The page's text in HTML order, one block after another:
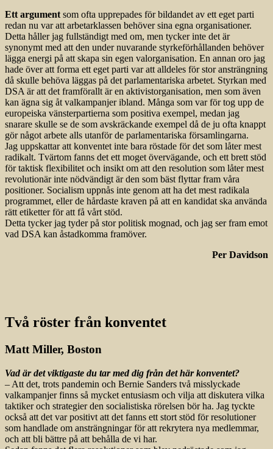
Ett argument som ofta upprepades för bildandet av ett eget parti
redan nu var att arbetarklassen behöver sina egna organisationer.
Detta håller jag fullständigt med om, men tycker inte det är
synonymt med att den under nuvarande styrkeförhållanden behöver
lägga energi på att skapa sin egen valorganisation. En annan oro jag
hade över att forma ett eget parti var att alldeles för stor ansträngning
då skulle behöva läggas på det parlamentariska arbetet. Styrkan med
DSA är att det framförallt är en aktivistorganisation, men som även
kan ägna sig åt valkampanjer ibland. Många som var för tog upp de
europeiska vänsterpartierna som positiva exempel, medan jag
snarare skulle se de som avskräckande exempel då de ju ofta knappt
gör något arbete alls utanför de parlamentariska församlingarna.
Jag uppskattar att konventet inte bara röstade för det som låter mest
radikalt. Tvärtom fanns det ett moget övervägande, och ett brett stöd
för taktisk flexibilitet och insikt om att den resolution som låter mest
revolutionär inte nödvändigt är den som bäst flyttar fram våra
positioner. Socialism uppnås inte genom att ha det mest radikala
programmet, eller de hårdaste kraven på att en kandidat ska använda
rätt etiketter för att få vårt stöd.
Detta tycker jag tyder på stor politisk mognad, och jag ser fram emot
vad DSA kan åstadkomma framöver.
Per Davidson
Två röster från konventet
Matt Miller, Boston
Vad är det viktigaste du tar med dig från det här konventet?
– Att det, trots pandemin och Bernie Sanders två misslyckade
valkampanjer finns så mycket entusiasm och vilja att diskutera vilka
taktiker och strategier den socialistiska rörelsen bör ha. Jag tyckte
också att det var positivt att det fanns ett stort stöd för resolutioner
som handlade om ansträngningar för att rekrytera nya medlemmar,
och att bli bättre på att behålla de vi har.